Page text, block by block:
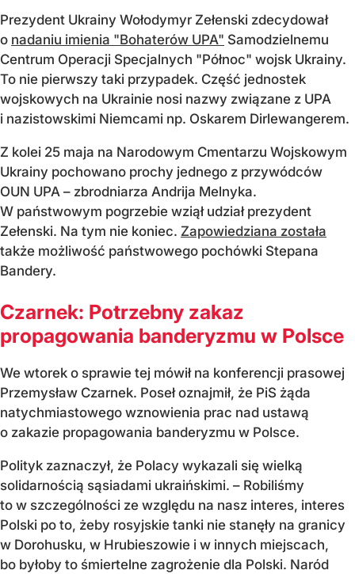
Prezydent Ukrainy Wołodymyr Zełenski zdecydował
o nadaniu imienia "Bohaterów UPA" Samodzielnemu
Centrum Operacji Specjalnych "Północ" wojsk Ukrainy.
To nie pierwszy taki przypadek. Część jednostek
wojskowych na Ukrainie nosi nazwy związane z UPA
i nazistowskimi Niemcami np. Oskarem Dirlewangerem.
Z kolei 25 maja na Narodowym Cmentarzu Wojskowym
Ukrainy pochowano prochy jednego z przywódców
OUN UPA – zbrodniarza Andrija Melnyka.
W państwowym pogrzebie wziął udział prezydent
Zełenski. Na tym nie koniec. Zapowiedziana została
także możliwość państwowego pochówki Stepana
Bandery.
Czarnek: Potrzebny zakaz
propagowania banderyzmu w Polsce
We wtorek o sprawie tej mówił na konferencji prasowej
Przemysław Czarnek. Poseł oznajmił, że PiS żąda
natychmiastowego wznowienia prac nad ustawą
o zakazie propagowania banderyzmu w Polsce.
Polityk zaznaczył, że Polacy wykazali się wielką
solidarnością sąsiadami ukraińskimi. – Robiliśmy
to w szczególności ze względu na nasz interes, interes
Polski po to, żeby rosyjskie tanki nie stanęły na granicy
w Dorohusku, w Hrubieszowie i w innych miejscach,
bo byłoby to śmiertelne zagrożenie dla Polski. Naród